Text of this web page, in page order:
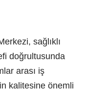
sağlıklı
doğrultusunda
arası iş
kalitesine önemli